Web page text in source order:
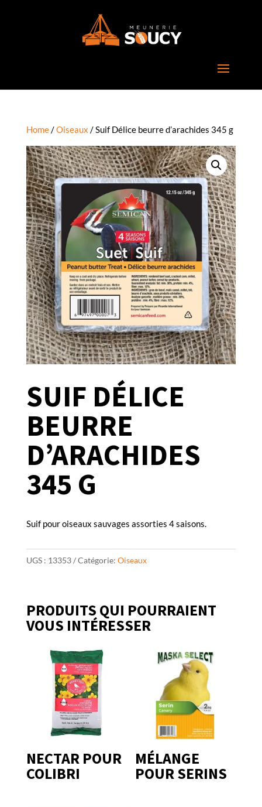
Home/Oiseaux / Suif Délice beurre d’arachides 345 g
SUIF DÉLICE
BEURRE
D’ARACHIDES
345 G
Suif pour oiseaux sauvages assorties 4 saisons.
UGS : 13353 Catégorie: Oiseaux
PRODUITS QUI POURRAIENT
VOUS INTÉRESSER
NECTAR POUR
COLIBRI
MÉLANGE
POUR SERINS